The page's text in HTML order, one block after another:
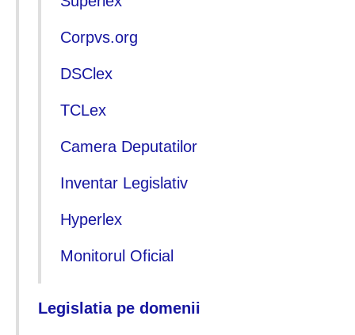
Corpvs.org
DSClex
TCLex
Camera Deputatilor
Inventar Legislativ
Hyperlex
Monitorul Oficial
Legislatia pe domenii